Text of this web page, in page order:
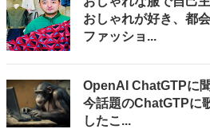
おしゃれが好き、都
ファッショ...
OpenAI ChatGTPに
今話題のChatGTPに
したこ...